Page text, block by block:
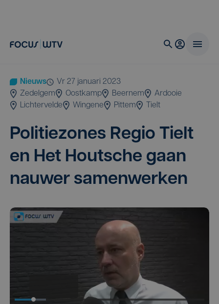
Nieuws
vr 27 januari 2023
Zedelgem
Oostkamp Beernem
Ardooie
Lichtervelde
Wingene Pittem Tielt
Poli­tie­zo­nes Regio Tielt
en Het Hout­sche gaan
nau­wer samenwerken